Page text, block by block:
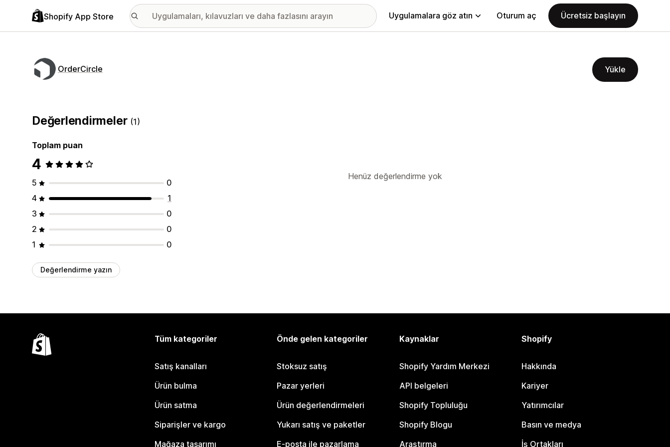
Shopify App Store Uygulamalara göz atın Oturum aç Ücretsiz başlayın
OrderCircle Yükle
Değerlendirmeler (1)
Toplam puan
4
5
0
4
1
3
0
2
0
1
0
Değerlendirme yazın
Henüz değerlendirme yok
Tüm kategoriler
Satış kanalları
Ürün bulma
Ürün satma
Siparişler ve kargo
Mağaza tasarımı
Önde gelen kategoriler
Stoksuz satış
Pazar yerleri
Ürün değerlendirmeleri
Yukarı satış ve paketler
E-posta ile pazarlama
Kaynaklar
Shopify Yardım Merkezi
API belgeleri
Shopify Topluluğu
Shopify Blogu
Araştırma
Shopify
Hakkında
Kariyer
Yatırımcılar
Basın ve medya
İş Ortakları